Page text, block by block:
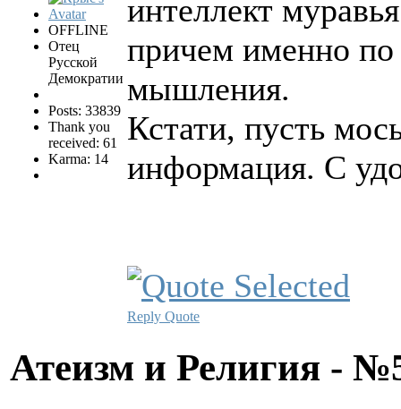
OFFLINE
Отец
Русской
Демократии
Posts: 33839
Thank you
received: 61
Karma: 14
интеллект
причем именно по
мышления.
Кстати, пусть
информация. С
Reply Quote
Атеизм и Религия -